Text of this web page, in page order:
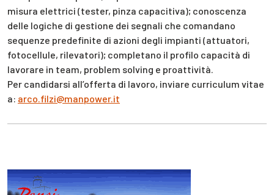
misura elettrici (tester, pinza capacitiva); conoscenza
delle logiche di gestione dei segnali che comandano
sequenze predefinite di azioni degli impianti (attuatori,
fotocellule, rilevatori); completano il profilo capacità di
lavorare in team, problem solving e proattività.
Per candidarsi all’offerta di lavoro, inviare curriculum vitae
a: arco.filzi@manpower.it